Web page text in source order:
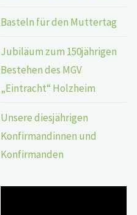
Basteln für den Muttertag
Jubiläum zum 150jährigen
Bestehen des MGV
„Eintracht“ Holzheim
Unsere diesjährigen
Konfirmandinnen und
Konfirmanden